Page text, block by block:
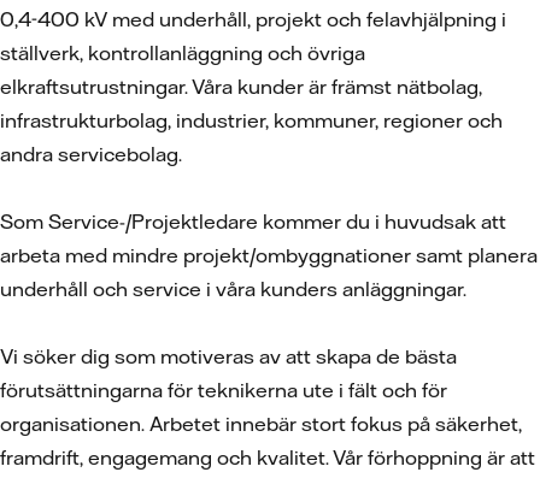
0,4-400 kV med underhåll, projekt och felavhjälpning i
ställverk, kontrollanläggning och övriga
elkraftsutrustningar. Våra kunder är främst nätbolag,
infrastrukturbolag, industrier, kommuner, regioner och
andra servicebolag.
Som Service-/Projektledare kommer du i huvudsak att
arbeta med mindre projekt/ombyggnationer samt planera
underhåll och service i våra kunders anläggningar.
Vi söker dig som motiveras av att skapa de bästa
förutsättningarna för teknikerna ute i fält och för
organisationen. Arbetet innebär stort fokus på säkerhet,
framdrift, engagemang och kvalitet. Vår förhoppning är att